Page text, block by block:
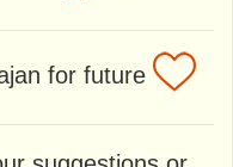
for future